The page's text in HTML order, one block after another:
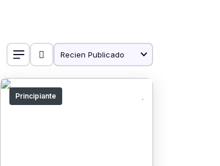
Recien Publicado
Principiante